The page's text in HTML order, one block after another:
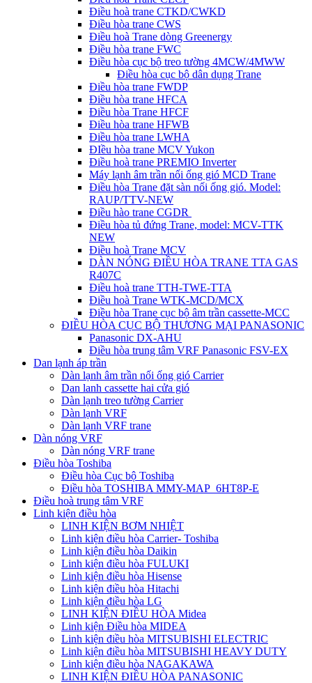
Điều hoà trane CTKD/CWKD
Điều hòa trane CWS
Điều hoà Trane dòng Greenergy
Điều hòa trane FWC
Điều hòa cục bộ treo tường 4MCW/4MWW
Điều hòa cục bộ dân dụng Trane
Điều hòa trane FWDP
Điều hòa trane HFCA
Điều hòa Trane HFCF
Điều hòa trane HFWB
Điều hòa trane LWHA
ĐIều hòa trane MCV Yukon
Điều hoà trane PREMIO Inverter
Máy lạnh âm trần nối ống gió MCD Trane
Điều hòa Trane đặt sàn nối ống gió. Model:
RAUP/TTV-NEW
Điều hào trane CGDR
Điều hòa tủ đứng Trane, model: MCV-TTK
NEW
Điều hoà Trane MCV
DÀN NÓNG ĐIỀU HÒA TRANE TTA GAS
R407C
Điều hoà trane TTH-TWE-TTA
Điều hoà Trane WTK-MCD/MCX
Điều hòa Trane cục bộ âm trần cassette-MCC
ĐIỀU HÒA CỤC BỘ THƯƠNG MẠI PANASONIC
Panasonic DX-AHU
Điều hòa trung tâm VRF Panasonic FSV-EX
Dan lạnh áp trần
Dàn lạnh âm trần nối ống gió Carrier
Dan lanh cassette hai cửa gió
Dàn lạnh treo tường Carrier
Dàn lạnh VRF
Dàn lạnh VRF trane
Dàn nóng VRF
Dàn nóng VRF trane
Điều hòa Toshiba
Điều hòa Cục bộ Toshiba
Điều hòa TOSHIBA MMY-MAP_6HT8P-E
Điều hoà trung tâm VRF
Linh kiện điều hòa
LINH KIỆN BƠM NHIỆT
Linh kiện điều hòa Carrier- Toshiba
Linh kiện điều hòa Daikin
Linh kiện điều hòa FULUKI
Linh kiện điều hòa Hisense
Linh kiện điều hòa Hitachi
Linh kiện điều hòa LG
LINH KIỆN ĐIỀU HÒA Midea
Linh kiện Điều hòa MIDEA
Linh kiện điều hòa MITSUBISHI ELECTRIC
Linh kiện điều hòa MITSUBISHI HEAVY DUTY
Linh kiện điều hòa NAGAKAWA
LINH KIỆN ĐIỀU HÒA PANASONIC